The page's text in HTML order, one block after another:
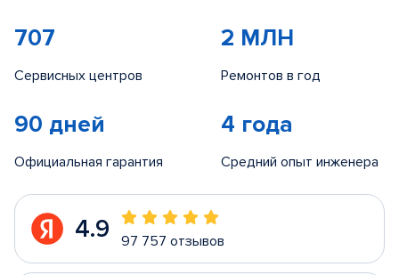
707
Сервисных центров
2 МЛН
Ремонтов в год
90 дней
Официальная гарантия
4 года
Средний опыт инженера
4.9 97 757 отзывов